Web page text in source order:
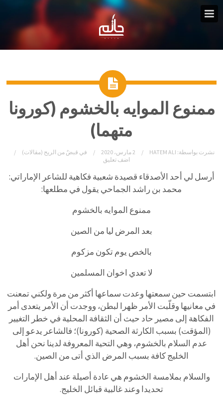
ممنوع الموايه بالخشوم (كورونا
متهما)
نشرت بواسطة: HATEM ALI 2 مارس، 2020 في قبضٌ من الريح (مقالات)
اضف تعليق
أرسل لي أحد الأصدقاء قصيدة شعبية فكاهية للشاعر الإماراتي:
محمد بنراشد الجماحي يقول في مطلعها:
ممنوع الموايه بالخشوم
بعد المرض ليا من الصين
بالخص يومتكون مزكوم
لا تعدي اخوان المسلمين
ابتسمت حين سمعتها وعدت سماعها أكثر من مرة ولكنيتمعنت
في معانيها وقلّبت الأمر ظهرا لبطن، ووجدت أن الأمر يتعدى أمر
الفكاهة إلى مصير حاد حيث أن الثقافة المحلية في خطر التغيير
(المؤقت) بسبب الكارثة الصحية (كورونا)؛ فالشاعر يدعو إلى
عدم السلام بالخشوم، وهي التحية المعروفة لدينا نحن أهل
الخليجكافة بسبب المرض الذي أتى من الصين.
والسلام بملامسة الخشوم هي عادة أصيلة عند أهل الإمارات
تحديدا وعندغالبية قبائل الخليج.